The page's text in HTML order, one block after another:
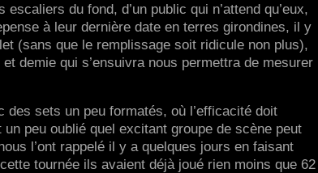
du fond, d’un public qui n’attend qu’eux,
à leur dernière date en terres girondines, il y
(sans que le remplissage soit ridicule non plus),
demie qui s’ensuivra nous permettra de mesurer
sets un peu formatés, où l’efficacité doit
peu oublié quel excitant groupe de scène peut
l’ont rappelé il y a quelques jours en faisant
tournée ils avaient déjà joué rien moins que 62